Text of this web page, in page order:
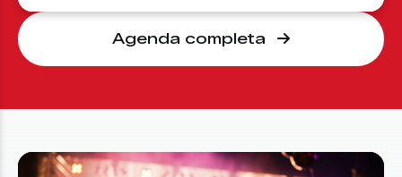
Agenda completa